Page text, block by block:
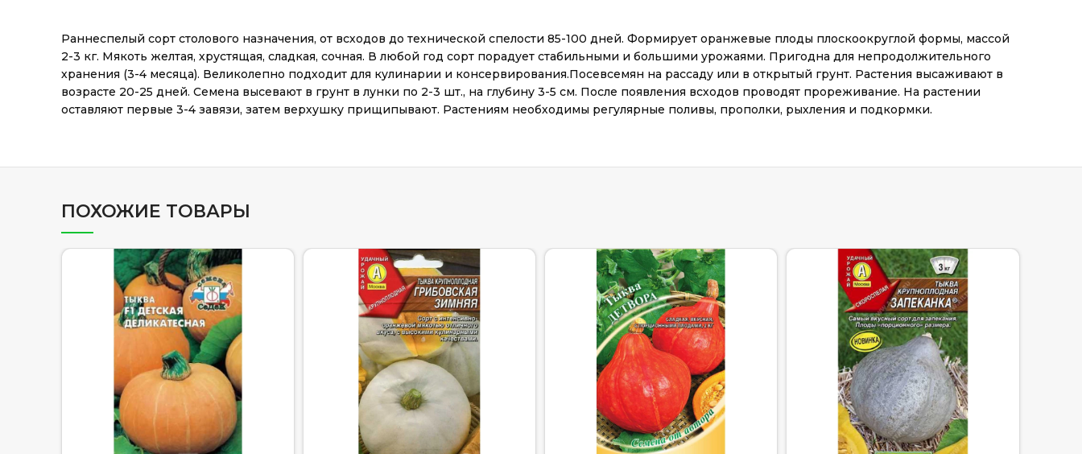
Раннеспелый сорт столового назначения, от всходов до технической спелости 85-100 дней. Формирует оранжевые плоды плоскоокруглой формы, массой
2-3 кг. Мякоть желтая, хрустящая, сладкая, сочная. В любой год сорт порадует стабильными и большими урожаями. Пригодна для непродолжительного
хранения (3-4 месяца). Великолепно подходит для кулинарии и консервирования.Посевсемян на рассаду или в открытый грунт. Растения высаживают в
возрасте 20-25 дней. Семена высевают в грунт в лунки по 2-3 шт., на глубину 3-5 см. После появления всходов проводят прореживание. На растении
оставляют первые 3-4 завязи, затем верхушку прищипывают. Растениям необходимы регулярные поливы, прополки, рыхления и подкормки.
ПОХОЖИЕ ТОВАРЫ